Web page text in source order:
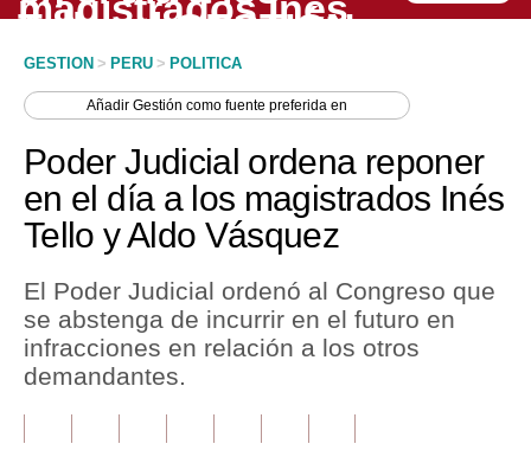
Economía
Mercados
Política
Tu Dinero
Finanzas Personales
GESTION > PERU > POLITICA
AñadirGestión como fuente preferida en
Poder Judicial ordena reponer
en el día a los magistrados Inés
Tello y Aldo Vásquez
El Poder Judicial ordenó al Congreso que
se abstenga de incurrir en el futuro en
infracciones en relación a los otros
demandantes.